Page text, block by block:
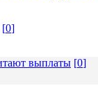
[0]
выплаты [0]